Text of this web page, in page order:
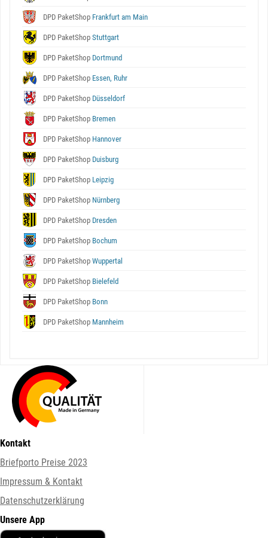
DPD PaketShop Frankfurt am Main
DPD PaketShop Stuttgart
DPD PaketShop Dortmund
DPD PaketShop Essen, Ruhr
DPD PaketShop Düsseldorf
DPD PaketShop Bremen
DPD PaketShop Hannover
DPD PaketShop Duisburg
DPD PaketShop Leipzig
DPD PaketShop Nürnberg
DPD PaketShop Dresden
DPD PaketShop Bochum
DPD PaketShop Wuppertal
DPD PaketShop Bielefeld
DPD PaketShop Bonn
DPD PaketShop Mannheim
Kontakt
Briefporto Preise 2023
Impressum & Kontakt
Datenschutzerklärung
Unsere App